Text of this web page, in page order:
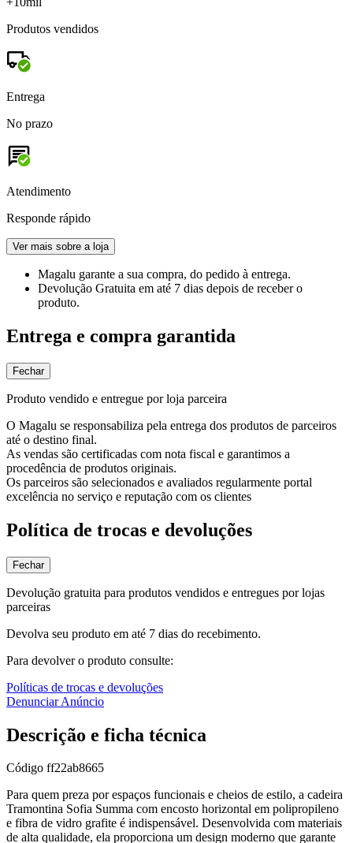
Produtos vendidos
Entrega
No prazo
Atendimento
Responde rápido
Ver mais sobre a loja
Magalu garante a sua compra, do pedido à entrega.
Devolução Gratuita em até 7 dias depois de receber o
produto.
Entrega e compra garantida
Fechar
Produto vendido e entregue por loja parceira
O Magalu se responsabiliza pela entrega dos produtos de parceiros
até o destino final.
As vendas são certificadas com nota fiscal e garantimos a
procedência de produtos originais.
Os parceiros são selecionados e avaliados regularmente portal
excelência no serviço e reputação com os clientes
Política de trocas e devoluções
Fechar
Devolução gratuita para produtos vendidos e entregues por lojas
parceiras
Devolva seu produto em até 7 dias do recebimento.
Para devolver o produto consulte:
Políticas de trocas e devoluções
Denunciar Anúncio
Descrição e ficha técnica
Código ff22ab8665
Para quem preza por espaços funcionais e cheios de estilo, a cadeira
Tramontina Sofia Summa com encosto horizontal em polipropileno
e fibra de vidro grafite é indispensável. Desenvolvida com materiais
de alta qualidade, ela proporciona um design moderno que garante